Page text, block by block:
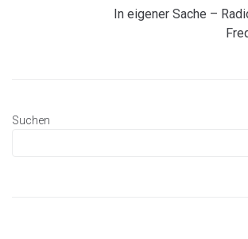
In eigener Sache –
Suchen